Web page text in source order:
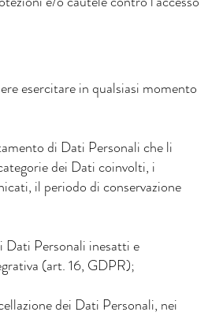
esercitare in qualsiasi momento
di Dati Personali che li
dei Dati coinvolti, i
il periodo di conservazione
Personali inesatti e
(art. 16, GDPR);
dei Dati Personali, nei